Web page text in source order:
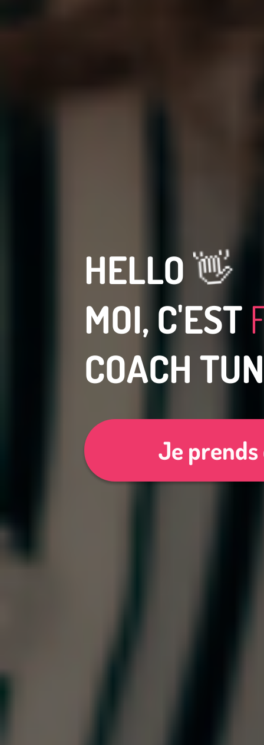
HELLO👋
MOI, C'EST
COACH
Je